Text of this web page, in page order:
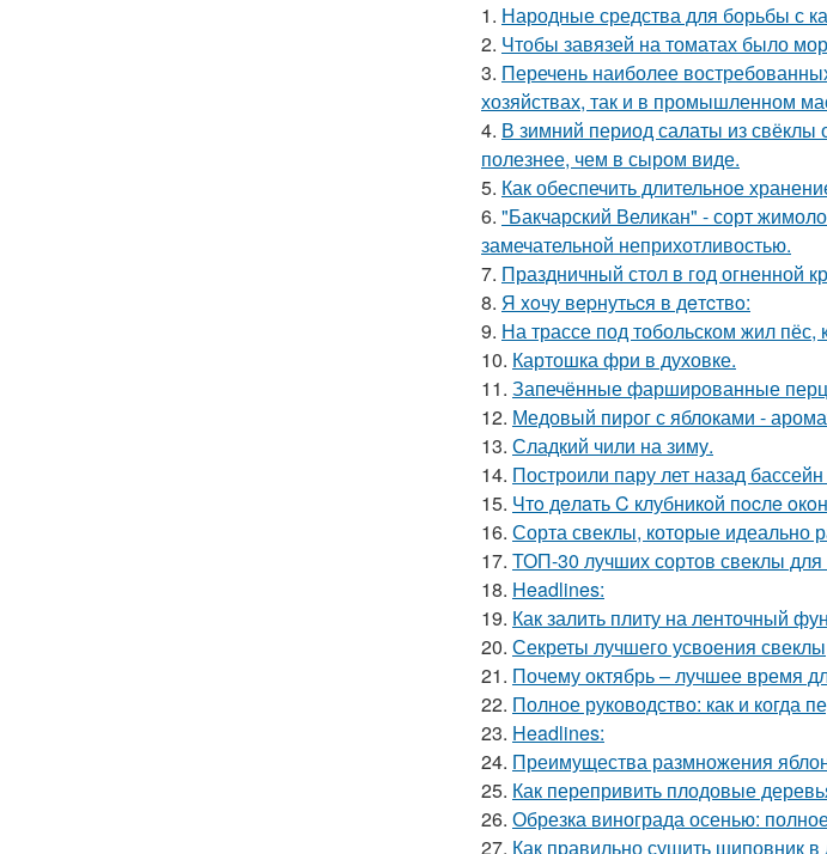
1. Народные средства для борьбы с
2. Чтобы завязей на томатах было
3. Перечень наиболее
хозяйствах, так и в промышленном
4. В зимний период салаты из свёклы
полезнее, чем в сыром виде.
5. Как обеспечить длительное
6. "Бакчарский Великан" - сорт
замечательной неприхотливостью.
7. Праздничный стол в год огненной
8. Я xoчу вepнутьcя в дeтcтвo:
9. На трассе под тобольском жил
10. Картошка фри в духовке.
11. Запечённые фаршированные
12. Медовый пирог с яблоками -
13. Сладкий чили на зиму.
14. Построили пару лет назад
15. Чтo дeлaть C клубникoй пocлe
16. Сорта свеклы, которые идеально
17. ТОП-30 лучших сортов свеклы
18. Headlines:
19. Как залить плиту на ленточный
20. Секреты лучшего усвоения свеклы
21. Почему октябрь – лучшее время
22. Полное руководство: как и когда
23. Headlines:
24. Преимущества размножения
25. Как перепривить плодовые
26. Обрезка винограда осенью:
27. Как правильно сушить шиповник